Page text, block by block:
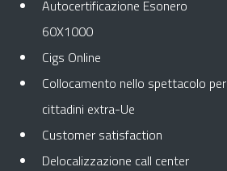
Autocertificazione Esonero
60X1000
Cigs Online
Collocamento nello spettacolo per
cittadini extra-Ue
Customer satisfaction
Delocalizzazione call center